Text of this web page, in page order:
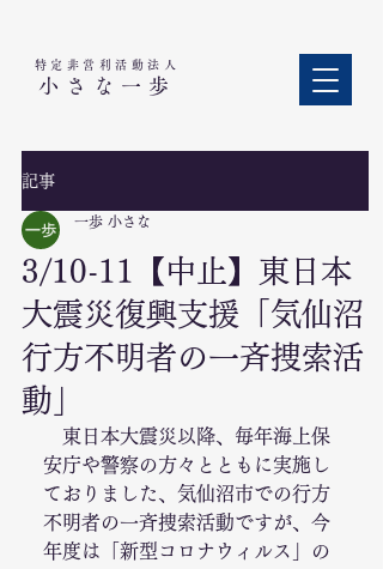
特定非営利活動法人​
小さな一歩
記事
3/10-11【中止】東日本
大震災復興支援「気仙沼
行方不明者の一斉捜索活
動」
一歩 小さな
東日本大震災以降、毎年海上保
安庁や警察の方々とともに実施し
ておりました、気仙沼市での行方
不明者の一斉捜索活動ですが、今
年度は「新型コロナウィルス」の